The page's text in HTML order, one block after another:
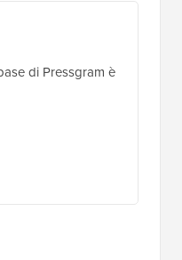
di Pressgram è